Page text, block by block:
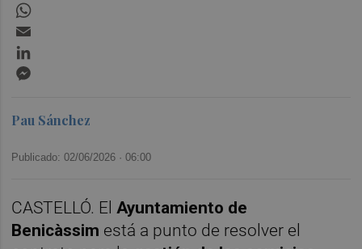
Pau Sánchez
Publicado: 02/06/2026 ·06:00
CASTELLÓ. El Ayuntamiento de
Benicàssim está a punto de resolver el